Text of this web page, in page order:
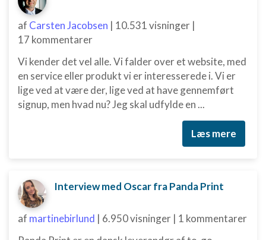
af Carsten Jacobsen | 10.531 visninger |
17 kommentarer
Vi kender det vel alle. Vi falder over et website, med
en service eller produkt vi er interesserede i. Vi er
lige ved at være der, lige ved at have gennemført
signup, men hvad nu? Jeg skal udfylde en ...
Læs mere
Interview med Oscar fra Panda Print
af martinebirlund | 6.950 visninger | 1 kommentarer